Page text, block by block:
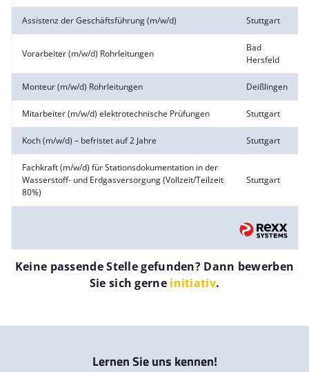
Assistenz der Geschäftsführung (m/w/d) Stuttgart
Vorarbeiter (m/w/d) Rohrleitungen
Bad
Hersfeld
Monteur (m/w/d) Rohrleitungen Deißlingen
Mitarbeiter (m/w/d) elektrotechnische Prüfungen Stuttgart
Koch (m/w/d) – befristet auf 2 Jahre Stuttgart
Fachkraft (m/w/d) für Stationsdokumentation in der
Wasserstoff- und Erdgasversorgung (Vollzeit/Teilzeit
80%)
Stuttgart
Keine passende Stelle gefunden? Dann bewerben
Sie sich gerne initiativ.
Lernen Sie uns kennen!